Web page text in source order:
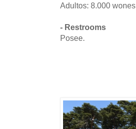
Adultos: 8.000 wones
- Restrooms
Posee.